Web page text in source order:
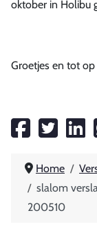
oktober in Holibu
Groetjes en tot
Home
slalom
200510